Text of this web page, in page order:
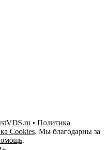
• Политика
Cookies. Мы благодарны за
.